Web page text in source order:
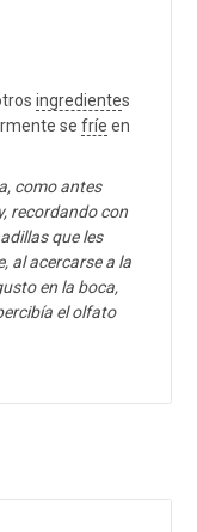
ingredientes
se fríe en
como antes
recordando con
que les
al acercarse a la
en la boca,
el olfato